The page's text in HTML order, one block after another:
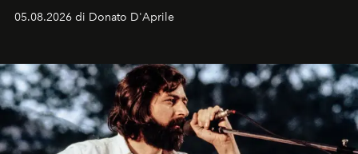
logomania pensata per la spiaggia
Kate, Claudia e Carla una dietro l'altra. Trent'anni dopo,
uno dei documenti più contemporanei che abbiamo.
05.08.2026 di Donato D'Aprile